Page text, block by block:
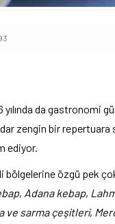
da gastronomi
zengin bir
ediyor.
bölgelerine özgü pek
, Adana kebap,
ve sarma çeşitleri,